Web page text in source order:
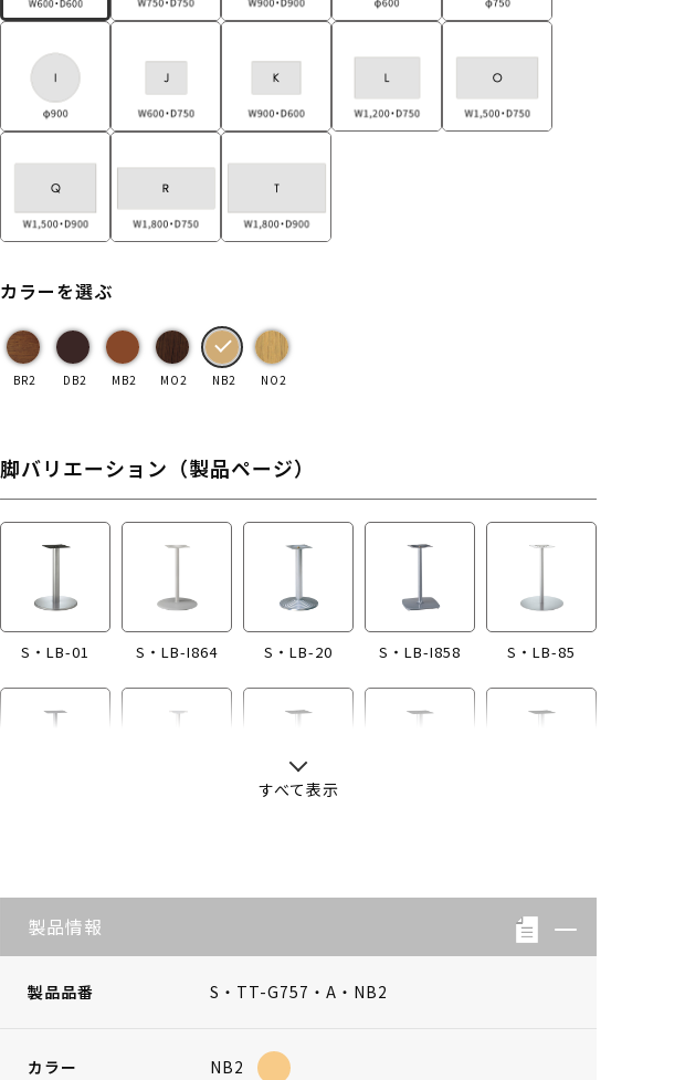
カラーを選ぶ
BR2 DB2 MB2 MO2 NB2 NO2
脚バリエーション（製品ページ）
S・LB-01 S・LB-I864 S・LB-20 S・LB-I858 S・LB-85
すべて表示
製品情報
製品品番 S・TT-G757・A・NB2
カラー NB2